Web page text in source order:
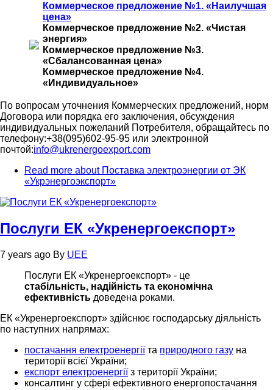
Коммерческое предложение №1. «Наилучшая
цена»
Коммерческое предложение №2. «Чистая
энергия»
Коммерческое предложение №3.
«Сбалансованная цена»
Коммерческое предложение №4.
«Индивидуальное»
По вопросам уточнения Коммерческих предложений, норм
Договора или порядка его заключения, обсуждения
индивидуальных пожеланий Потребителя, обращайтесь по
телефону:+38(095)602-95-95 или электронной
почтой:info@ukrenergoexport.com
Read more about Поставка электроэнергии от ЭК
«Укрэнергоэкспорт»
Послуги ЕК «Укренергоекспорт»
7 years ago By UEE
Послуги ЕК «Укренергоекспорт» - це
стабільність, надійність та економічна
ефективність доведена роками.
ЕК «Укренергоекспорт» здійснює господарську діяльність
по наступних напрямах:
постачання електроенергіїта природного газу на
території всієї України;
експорт електроенергіїз території України;
консалтинг у сфері ефективного енергопостачання